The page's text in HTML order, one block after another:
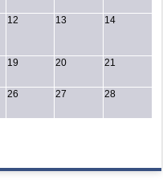
12 13 14
19 20 21
26 27 28